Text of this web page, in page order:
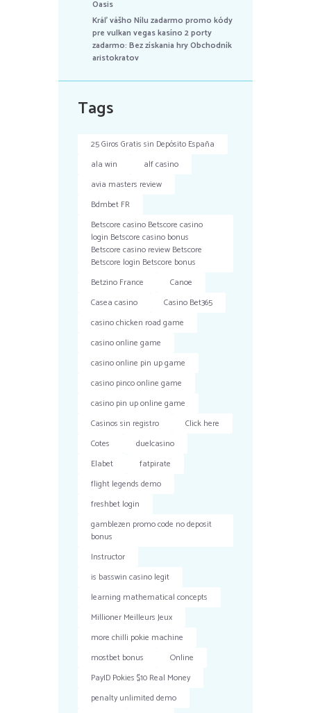
Oasis
Kráľ vášho Nílu zadarmo promo kódy
pre vulkan vegas kasíno 2 porty
zadarmo: Bez získania hry Obchodník
aristokratov
Tags
25 Giros Gratis sin Depósito España
ala win
alf casino
avia masters review
Bdmbet FR
Betscore casino Betscore casino
login Betscore casino bonus
Betscore casino review Betscore
Betscore login Betscore bonus
Betzino France
Canoe
Casea casino
Casino Bet365
casino chicken road game
casino online game
casino online pin up game
casino pinco online game
casino pin up online game
Casinos sin registro
Click here
Cotes
duelcasino
Elabet
fatpirate
flight legends demo
freshbet login
gamblezen promo code no deposit
bonus
Instructor
is basswin casino legit
learning mathematical concepts
Millioner Meilleurs Jeux
more chilli pokie machine
mostbet bonus
Online
PayID Pokies $10 Real Money
penalty unlimited demo